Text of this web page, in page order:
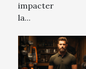
impacter
la...